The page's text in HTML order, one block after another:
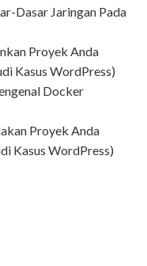
Dasar Jaringan Pada
Proyek Anda
Kasus WordPress)
Docker
Proyek Anda
Kasus WordPress)